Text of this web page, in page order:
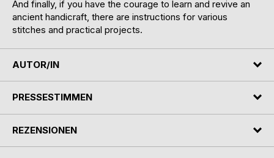
And finally, if you have the courage to learn and revive an
ancient handicraft, there are instructions for various
stitches and practical projects.
AUTOR/IN
PRESSESTIMMEN
REZENSIONEN